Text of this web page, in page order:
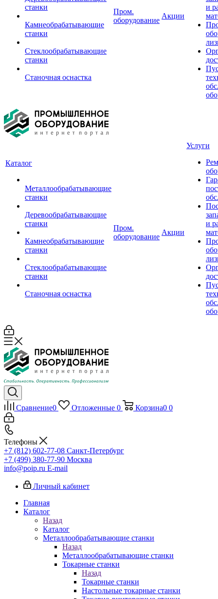
станки
Камнеобрабатывающие
станки
Стеклообрабатывающие
станки
Станочная оснастка
Пром.
оборудование
Акции
и
Каталог
Металлообрабатывающие
станки
Деревообрабатывающие
станки
Камнеобрабатывающие
станки
Стеклообрабатывающие
станки
Станочная оснастка
Пром.
оборудование
Акции
Услуги
и
Сравнение0 Отложенные 0 Корзина0 0
Телефоны
+7 (812) 602-77-08 Санкт-Петербург
+7 (499) 380-77-90 Москва
info@poip.ru E-mail
Личный кабинет
Главная
Каталог
Назад
Каталог
Металлообрабатывающие станки
Назад
Металлообрабатывающие станки
Токарные станки
Назад
Токарные станки
Настольные токарные станки